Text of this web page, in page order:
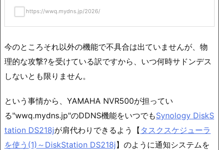
https://wwq.mydns.jp/2026/
今のところそれ以外の機能で不具合は出ていませんが、物
理的な攻撃?を受けている訳ですから、いつ何時サドンデス
しないとも限りません。
という事情から、YAMAHA NVR500が担ってい
る"wwq.mydns.jp"のDDNS機能をいつでもSynology DiskS
tation DS218jが肩代わりできるよう【 タスクスケジューラ
を使う(1)～DiskStation DS218j】のように通知システムを